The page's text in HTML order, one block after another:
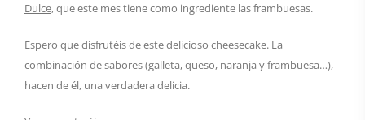
Dulce, que este mes tiene como ingrediente las frambuesas.
Espero que disfrutéis de este delicioso cheesecake. La
combinación de sabores (galleta, queso, naranja y frambuesa…),
hacen de él, una verdadera delicia.